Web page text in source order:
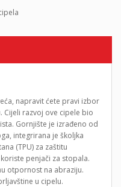
napravit ćete pravi izbor
Cijeli razvoj ove cipele bio
Gornjište je izrađeno od
integrirana je školjka
(TPU) za zaštitu
penjači za stopala.
otpornost na abraziju.
u cipelu.